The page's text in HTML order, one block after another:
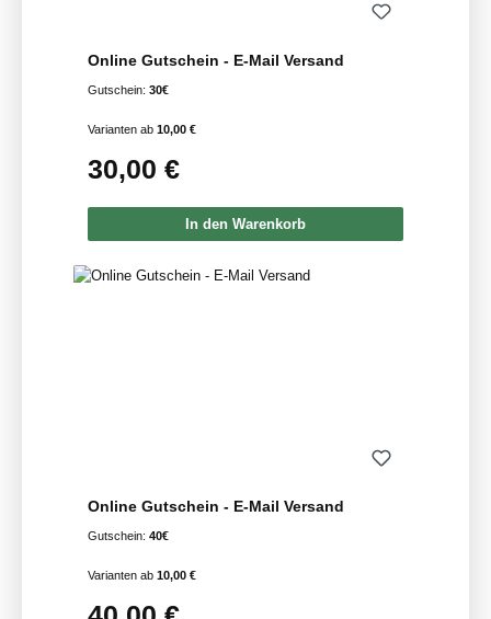
Online Gutschein - E-Mail Versand
Gutschein: 30€
Varianten ab10,00 €
Regulärer Preis:
30,00 €
In den Warenkorb
Online Gutschein - E-Mail Versand
Gutschein: 40€
Varianten ab10,00 €
Regulärer Preis: